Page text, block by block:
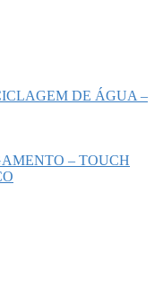
DE ÁGUA –
– TOUCH